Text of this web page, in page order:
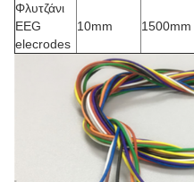
Φλυτζάνι
EEG
elecrodes
10mm 1500mm